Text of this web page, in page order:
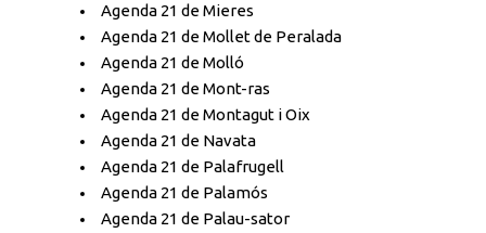
Agenda 21 de Mieres
Agenda 21 de Mollet de Peralada
Agenda 21 de Molló
Agenda 21 de Mont-ras
Agenda 21 de Montagut i Oix
Agenda 21 de Navata
Agenda 21 de Palafrugell
Agenda 21 de Palamós
Agenda 21 de Palau-sator